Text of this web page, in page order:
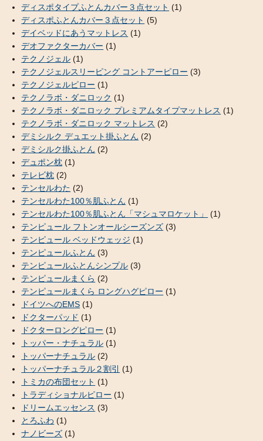
ディスポタイプふとんカバー３点セット (1)
ディスポふとんカバー３点セット (5)
デイベッドにあうマットレス (1)
デオファクターカバー (1)
テクノジェル (1)
テクノジェルスリーピング コントアーピロー (3)
テクノジェルピロー (1)
テクノラボ・ダニロック (1)
テクノラボ・ダニロック プレミアムタイプマットレス (1)
テクノラボ・ダニロック マットレス (2)
デミシルク デュエット掛ふとん (2)
デミシルク掛ふとん (2)
デュポン枕 (1)
テレビ枕 (2)
テンセルわた (2)
テンセルわた100％肌ふとん (1)
テンセルわた100％肌ふとん「マシュマロケット」
(1)
テンピュール フトンオールシーズンズ (3)
テンピュール ベッドウェッジ (1)
テンピュールふとん (3)
テンピュールふとんシンプル (3)
テンピュールまくら (2)
テンピュールまくら ロングハグピロー (1)
ドイツへのEMS (1)
ドクターパッド (1)
ドクターロングピロー (1)
トッパー・ナチュラル (1)
トッパーナチュラル (2)
トッパーナチュラル２割引
(1)
トミカの布団セット (1)
トラディショナルピロー (1)
ドリームエッセンス (3)
とろふわ (1)
ナノビーズ (1)